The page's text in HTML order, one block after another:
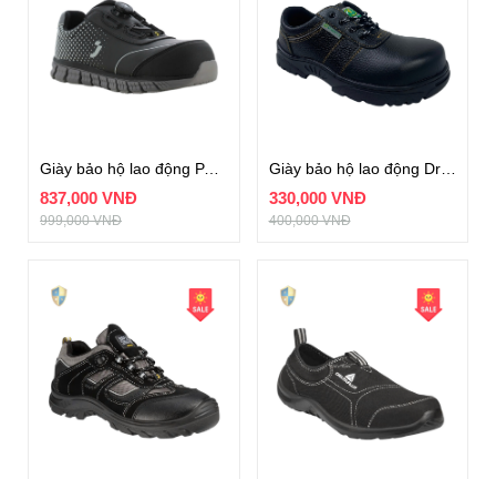
Giày bảo hộ lao động PACCO S2PS TLS
837,000 VNĐ
999,000 VNĐ
Giày bảo hộ lao động Dragon 1NR
330,000 VNĐ
400,000 VNĐ